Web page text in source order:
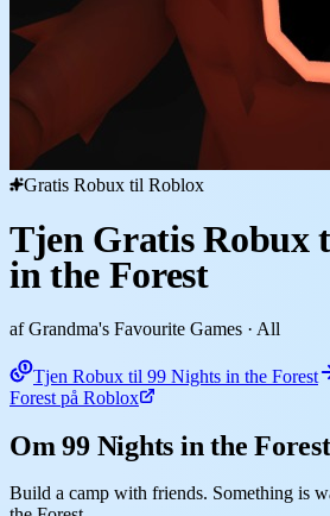
Gratis Robux til Roblox
Tjen Gratis Robux
in the Forest
af Grandma's Favourite Games · All
Tjen Robux til 99 Nights in the Forest
Forest på Roblox
Om 99 Nights in the Forest
Build a camp with friends. Something is